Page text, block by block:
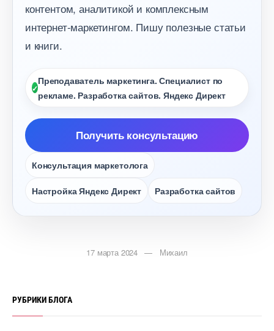
контентом, аналитикой и комплексным
интернет-маркетингом. Пишу полезные статьи
и книги.
Преподаватель маркетинга. Специалист по
рекламе. Разработка сайтов. Яндекс Директ
Получить консультацию
Консультация маркетолога
Настройка Яндекс Директ Разработка сайто
17 марта 2024 — Михаил
РУБРИКИ БЛОГА